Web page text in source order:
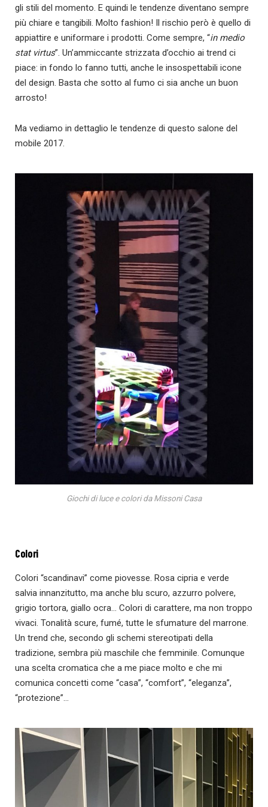
gli stili del momento. E quindi le tendenze diventano sempre
più chiare e tangibili. Molto fashion! Il rischio però è quello di
appiattire e uniformare i prodotti. Come sempre, “in medio
stat virtus”. Un’ammiccante strizzata d’occhio ai trend ci
piace: in fondo lo fanno tutti, anche le insospettabili icone
del design. Basta che sotto al fumo ci sia anche un buon
arrosto!
Ma vediamo in dettaglio le tendenze di questo salone del
mobile 2017.
Giochi di luce e colori da Missoni Casa
Colori
Colori “scandinavi” come piovesse. Rosa cipria e verde
salvia innanzitutto, ma anche blu scuro, azzurro polvere,
grigio tortora, giallo ocra… Colori di carattere, ma non troppo
vivaci. Tonalità scure, fumé, tutte le sfumature del marrone.
Un trend che, secondo gli schemi stereotipati della
tradizione, sembra più maschile che femminile. Comunque
una scelta cromatica che a me piace molto e che mi
comunica concetti come “casa”, “comfort”, “eleganza”,
“protezione”…